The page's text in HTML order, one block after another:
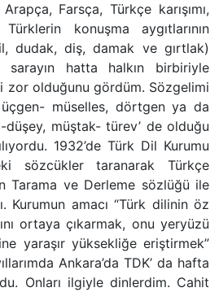
Farsça, Türkçe karışımı,
konuşma aygıtlarının
dudak, diş, damak ve gırtlak)
sarayın hatta halkın birbiriyle
zor olduğunu gördüm. Sözgelimi
müselles, dörtgen ya da
düşey, müştak- türev’ de olduğu
1932’de Türk Dil Kurumu
sözcükler taranarak Türkçe
Tarama ve Derleme sözlüğü ile
Kurumun amacı “Türk dilinin öz
ortaya çıkarmak, onu yeryüzü
yaraşır yüksekliğe eriştirmek”
Ankara’da TDK’ da hafta
Onları ilgiyle dinlerdim. Cahit